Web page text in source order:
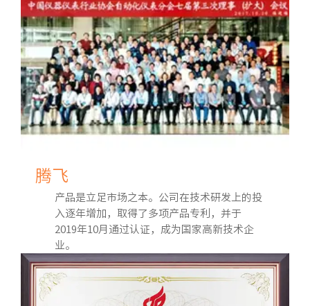
腾飞
产品是立足市场之本。公司在技术研发上的投
入逐年增加，取得了多项产品专利，并于
2019年10月通过认证，成为国家高新技术企
业。